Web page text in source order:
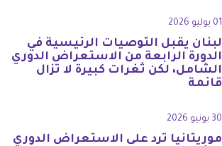
01 يوليو 2026
لبنان يقبل التوصيات الرئيسية في
الدورة الرابعة من الاستعراض الدوري
الشامل، لكن ثغرات كبيرة لا تزال
قائمة
30 يونيو 2026
موريتانيا ترد على الاستعراض الدوري